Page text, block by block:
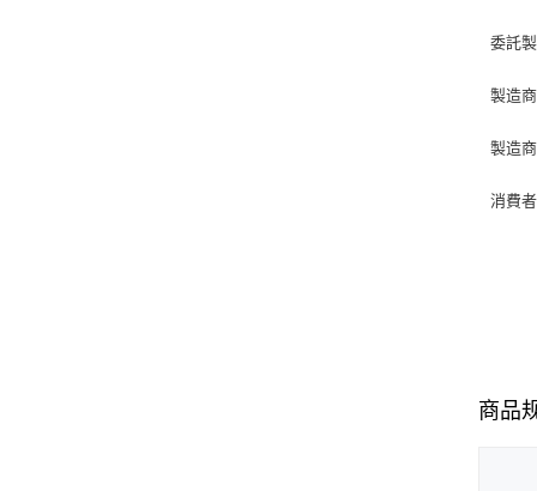
委託
製造
製造
消費
商品